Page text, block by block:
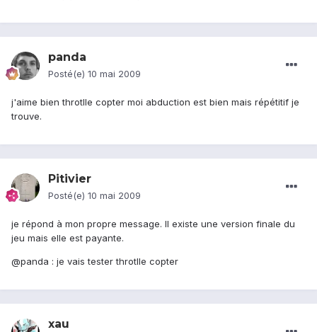
panda
Posté(e) 10 mai 2009
j'aime bien throtlle copter moi abduction est bien mais répétitif je
trouve.
Pitivier
Posté(e) 10 mai 2009
je répond à mon propre message. Il existe une version finale du
jeu mais elle est payante.
@panda : je vais tester throtlle copter
xau